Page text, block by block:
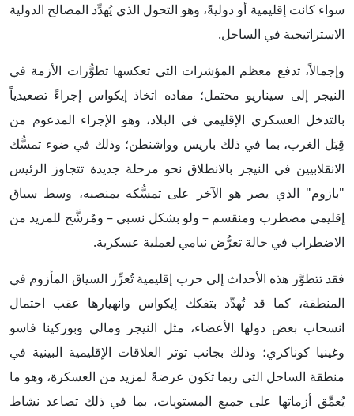
سواء كانت إقليمية أو دوليةً، وهو التحول الذي يُهدِّد المصالح الدولية
الاستراتيجية في الساحل.
وإجمالاً، تدفع معظم المؤشرات التي تعكسها تطوُّرات الأزمة في
النيجر إلى سيناريو محتمل؛ مفاده اتخاذ إيكواس إجراءً تصعيدياً
بالتدخل العسكري الإقليمي في البلاد، وهو الإجراء المدعوم من
قِبَل الغرب، بما في ذلك باريس وواشنطن؛ وذلك في ضوء تمسُّك
الانقلابيين في النيجر بالانطلاق نحو مرحلة جديدة تتجاوز الرئيس
"بازوم" الذي يصر هو الآخر على تمسُّكه بمنصبه، وسط سياق
إقليمي مضطرب ومنقسم – ولو بشكل نسبي – ومُرشَّح للمزيد من
الاضطراب في حالة تعرُّض نيامي لعملية عسكرية.
فقد تتطوَّر هذه الأحداث إلى حرب إقليمية تُعزِّز السياق المأزوم في
المنطقة، كما قد تُهدِّد بتفكك إيكواس وانهيارها عقب احتمال
انسحاب بعض دولها الأعضاء، مثل النيجر ومالي وبوركينا فاسو
وغينيا كوناكري؛ وذلك بجانب توتر العلاقات الإقليمية البينية في
منطقة الساحل التي ربما تكون عرضةً لمزيد من العسكرة، وهو ما
يُعمِّق أزماتها على جميع المستويات، بما في ذلك تصاعد نشاط